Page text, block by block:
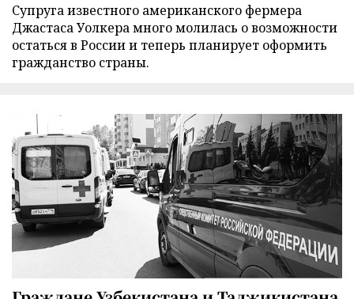
Супруга известного американского фермера
Джастаса Уолкера много молилась о возможности
остаться в России и теперь планирует оформить
гражданство страны.